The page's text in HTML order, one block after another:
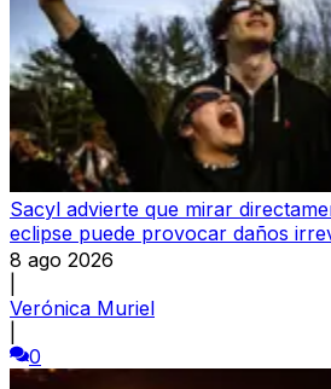
Sacyl advierte que mirar
eclipse puede provocar daños
8 ago 2026
Verónica Muriel
0